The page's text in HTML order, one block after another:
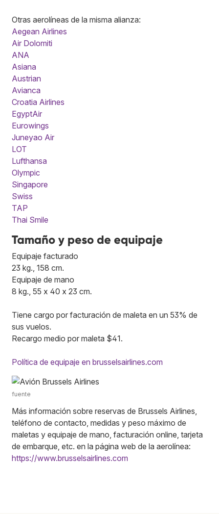
Otras aerolíneas de la misma alianza:
Aegean Airlines
Air Dolomiti
ANA
Asiana
Austrian
Avianca
Croatia Airlines
EgyptAir
Eurowings
Juneyao Air
LOT
Lufthansa
Olympic
Singapore
Swiss
TAP
Thai Smile
Tamaño y peso de equipaje
Equipaje facturado
23 kg., 158 cm.
Equipaje de mano
8 kg., 55 x 40 x 23 cm.
Tiene cargo por facturación de maleta en un 53% de
sus vuelos.
Recargo medio por maleta $41.
Política de equipaje en brusselsairlines.com
fuente
Más información sobre reservas de Brussels Airlines,
teléfono de contacto, medidas y peso máximo de
maletas y equipaje de mano, facturación online, tarjeta
de embarque, etc. en la página web de la aerolínea:
https://www.brusselsairlines.com